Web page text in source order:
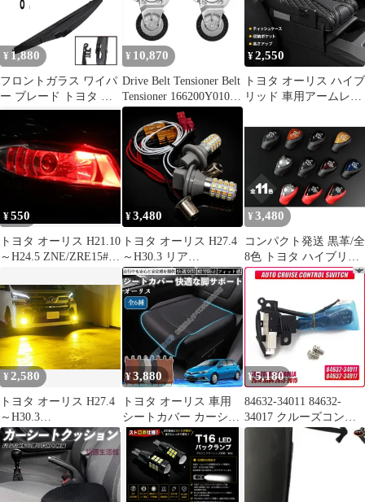
ァン搭載 ハイフラ防止
抵抗内蔵 2個セット 車
検対応
¥ 1,880
フロントガラス ワイパ
ー ブレード トヨタ オ
ーリス MK2 2012-17年
式用リアウィンドウ ワ
イパー
¥ 10,870
Drive Belt Tensioner Belt
Tensioner 166200Y010
166200Y040 CHARADE
TOYOTA YARIS AURIS
COROLLA URBAN
CRUISER
¥2,550
トヨタ オーリス ハイブ
リッド 車用アームレス
納付きティッシュケー
ス一体型 超厚スポンジ
高反発スポンジ 高級感
レザー 汎用タイプ 四季
対応 車内アクセサリー
車用品 内装パーツ
¥550
トヨタ オーリス H21.10
～H24.5 ZNE/ZRE15#系
12V COBチップ搭載 7
色選択可 ポジションラ
ンプ スモールランプ 車
幅灯用 2個SET 新品
¥3,480
トヨタ オーリス H27.4
～H30.3 リア
NRE/NZE/ZRE18#系 高
輝度 ウインカー ポジシ
ョン化キット S25 ピン
角違い(BAU15s) シング
ル 150度 LED バルブ
54連搭載 白&黄 ハイフ
ラ防止抵抗器付 新品 送
料無料
¥ 3,480
コンパクト発送 黒革/全
8色 トヨタ ハイブリッ
ド車用 コンビ シフトノ
リウス 80系 ノア ヴォ
クシー エスクァイア
180系 オーリス
¥ 2,580
トヨタ オーリス H27.4
～H30.3
NRE/NZE/ZRE18#系 車
検対応 爆光
H8/H11/H16 LED フォ
グランプ バルブ 球 特
注ハイパワーLEDチッ
¥3,880
トヨタ オーリス 車用
シートカバー カーシー
ト シートクッション 座
席シート 座布団 脚サポ
ート 3D構造 滑り止め
一枚 CYCD317Q220
¥5,180
84632-34011 84632-
34017 クルーズコント
ロールスイッチ トヨタ
カローラ ヤリス ヴィオ
ス ウィッシュ オーリス
プリウス プレビア